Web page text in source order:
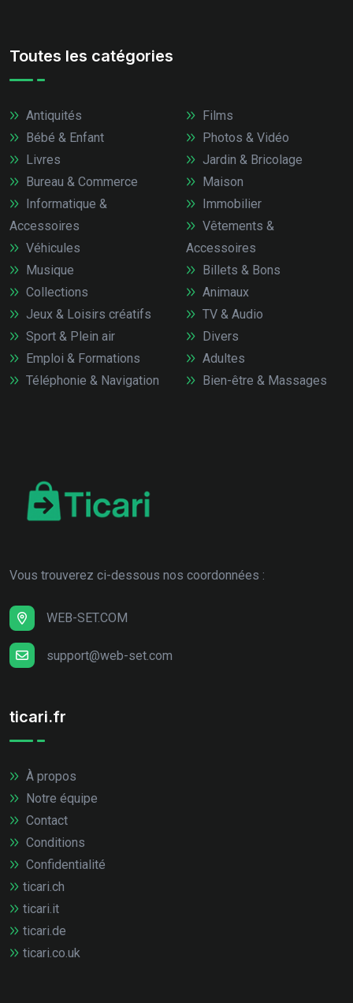
Toutes les catégories
Antiquités
Bébé & Enfant
Livres
Bureau & Commerce
Informatique &
Accessoires
Véhicules
Films
Photos & Vidéo
Jardin & Bricolage
Maison
Immobilier
Vêtements &
Accessoires
Musique
Collections
Jeux & Loisirs créatifs
Sport & Plein air
Emploi & Formations
Téléphonie & Navigation
Billets & Bons
Animaux
TV & Audio
Divers
Adultes
Bien-être & Massages
Vous trouverez ci-dessous nos coordonnées :
WEB-SET.COM
support@web-set.com
ticari.fr
À propos
Notre équipe
Contact
Conditions
Confidentialité
ticari.ch
ticari.it
ticari.de
ticari.co.uk